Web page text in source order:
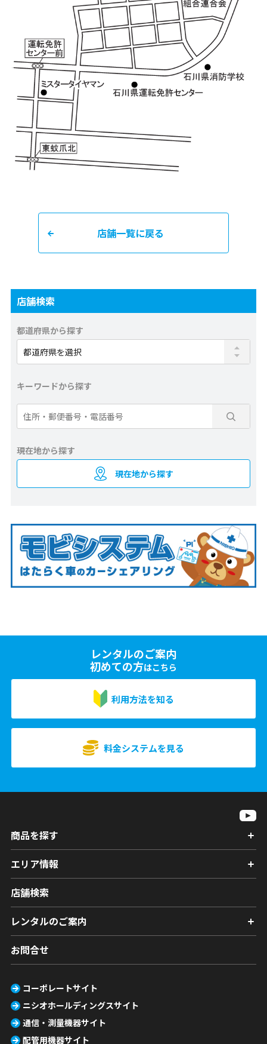
店舗一覧に戻る
店舗検索
都道府県から探す
キーワードから探す
現在地から探す
現在地から探す
レンタルのご案内
初めての方はこちら
利用方法を知る
料金システムを見る
商品を探す
エリア情報
店舗検索
レンタルのご案内
お問合せ
コーポレートサイト
ニシオホールディングスサイト
通信・測量機器サイト
配管用機器サイト